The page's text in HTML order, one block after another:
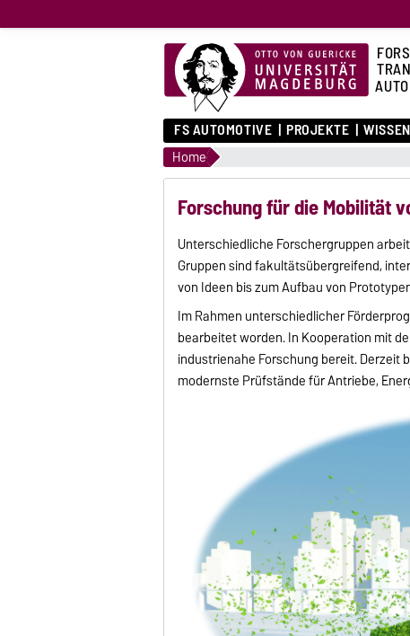
FS AUTOMOTIVE PROJEKTE
Home
Forschung für die Mobilität
Unterschiedliche Forschergruppen
Gruppen sind fakultätsübergreifend,
von Ideen bis zum Aufbau von
Im Rahmen unterschiedlicher
bearbeitet worden. In Kooperation mit
industrienahe Forschung bereit. Derzeit
modernste Prüfstände für Antriebe,